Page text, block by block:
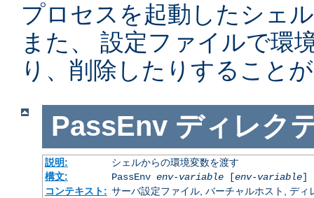
プロセスを起動したシェ
また、 設定ファイルで環
り、削除したりすること
PassEnv ディレク
説明:
シェルからの環境変数を渡す
構文:
PassEnv env-variable[env-variable]
コンテキスト: サーバ設定ファイル, バーチャルホスト, ディ